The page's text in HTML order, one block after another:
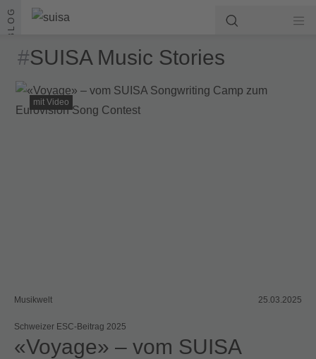
Zum Inhalt springen
BLOG
#SUISA Music Stories
mit Video
Musikwelt 25.03.2025
Schweizer ESC-Beitrag 2025
«Voyage» – vom SUISA